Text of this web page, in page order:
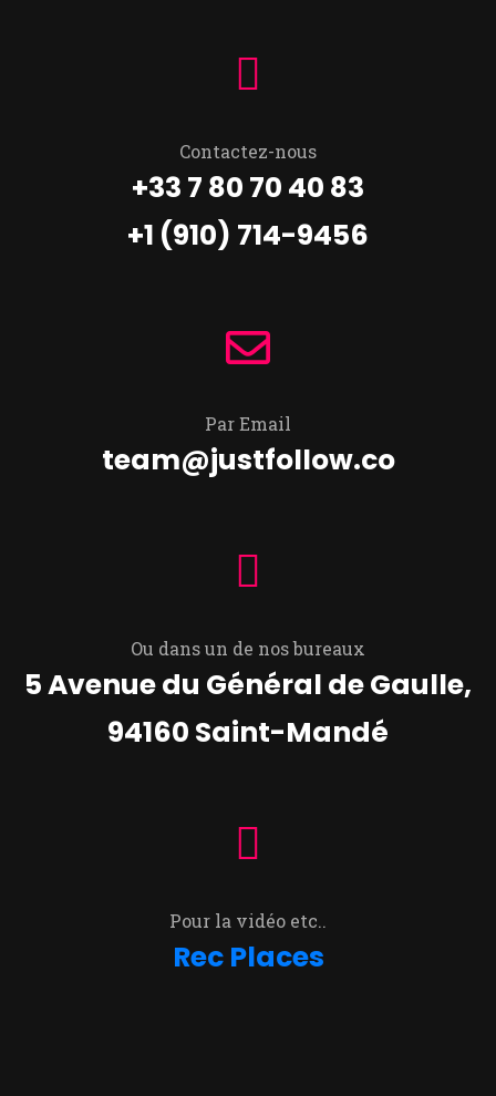
Contactez-nous
+33 7 80 70 40 83
+1 (910) 714-9456
Par Email
team@justfollow.co
Ou dans un de nos bureaux
5 Avenue du Général de Gaulle,
94160 Saint-Mandé
Pour la vidéo etc..
Rec Places